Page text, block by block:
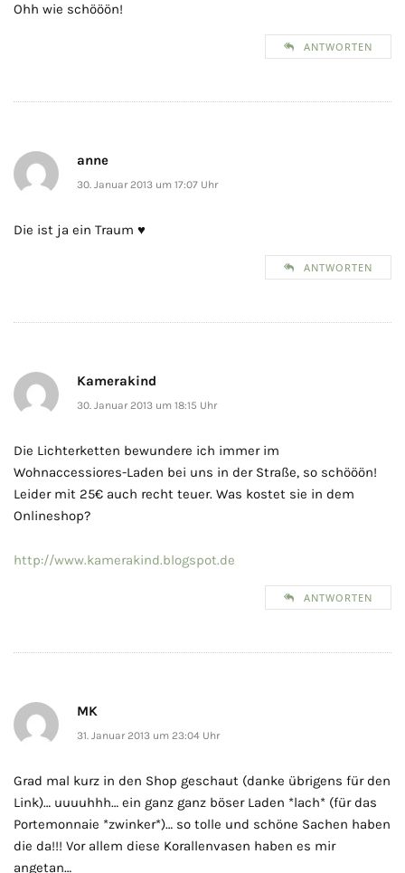
Ohh wie schööön!
ANTWORTEN
anne
30. Januar 2013 um 17:07 Uhr
Die ist ja ein Traum ♥
ANTWORTEN
Kamerakind
30. Januar 2013 um 18:15 Uhr
Die Lichterketten bewundere ich immer im
Wohnaccessiores-Laden bei uns in der Straße, so schööön!
Leider mit 25€ auch recht teuer. Was kostet sie in dem
Onlineshop?
http://www.kamerakind.blogspot.de
ANTWORTEN
MK
31. Januar 2013 um 23:04 Uhr
Grad mal kurz in den Shop geschaut (danke übrigens für den
Link)… uuuuhhh… ein ganz ganz böser Laden *lach* (für das
Portemonnaie *zwinker*)… so tolle und schöne Sachen haben
die da!!! Vor allem diese Korallenvasen haben es mir
angetan…